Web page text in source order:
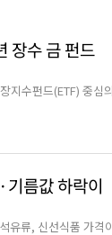
장수 금 펀드
지수펀드(ETF) 중심의
름값 하락이
유류, 신선식품 가격이